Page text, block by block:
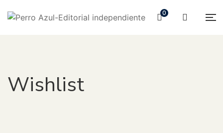
0
Wishlist